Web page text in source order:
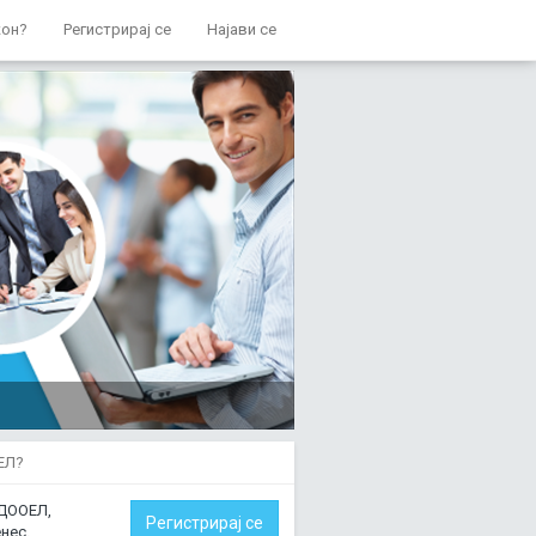
Регистрирај се Најави се
Регистрирај се